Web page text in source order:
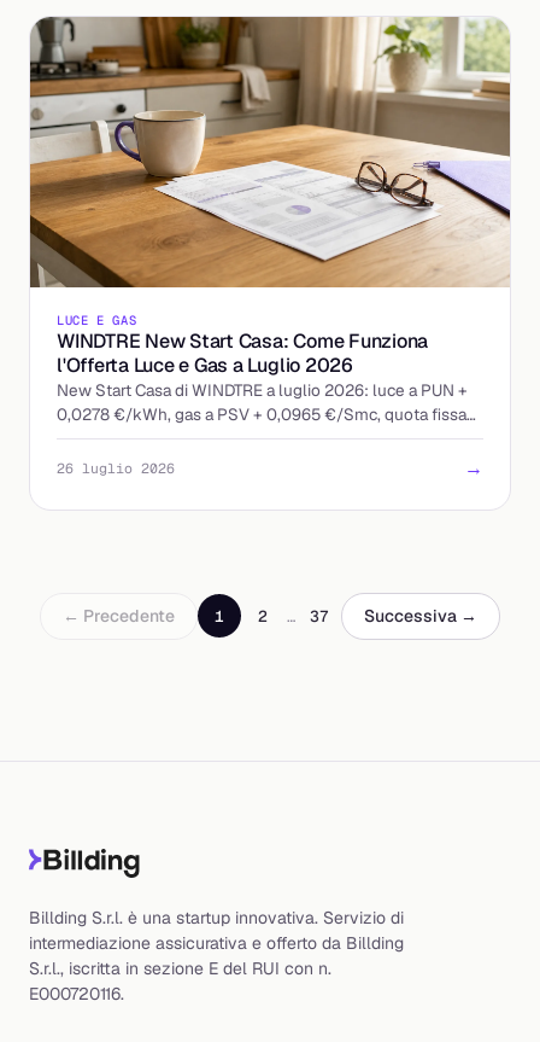
LUCE E GAS
WINDTRE New Start Casa: Come Funziona
l'Offerta Luce e Gas a Luglio 2026
New Start Casa di WINDTRE a luglio 2026: luce a PUN +
0,0278 €/kWh, gas a PSV + 0,0965 €/Smc, quota fissa
13 €/mese. Ecco come leggere l'offerta indicizzata.
26 luglio 2026 →
← Precedente 1 2 … 37 Successiva →
Billding S.r.l. è una startup innovativa. Servizio di
intermediazione assicurativa e offerto da Billding
S.r.l., iscritta in sezione E del RUI con n.
E000720116.